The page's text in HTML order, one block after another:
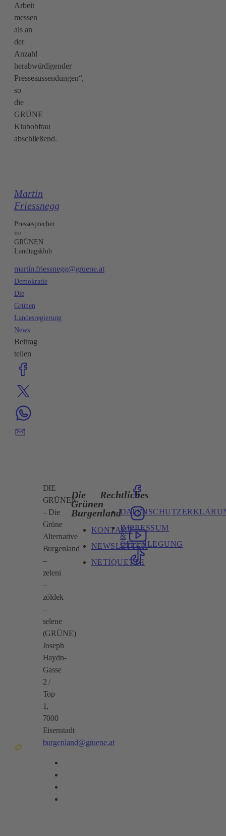
Arbeit
messen
als an
der
Anzahl
herabwürdigender
Presseaussendungen“,
so
die
GRÜNE
Klubobfrau
abschließend.
Martin
Friessnegg
Pressesprecher
im
GRÜNEN
Landtagsklub
martin.friessnegg@gruene.at
Demokratie
Die
Grünen
Landesregierung
News
Beitrag
teilen
DIE
GRÜNEN
– Die
Grüne
Alternative
Burgenland
–
zeleni
–
zöldek
–
selene
(GRÜNE)
Joseph
Haydn-
Gasse
2 /
Top
1,
7000
Eisenstadt
burgenland@gruene.at
Die
Grünen
Burgenland
KONTAKT
NEWSLETTER
NETIQUETTE
Rechtliches
IMPRESSUM
&
OFFENLEGUNG